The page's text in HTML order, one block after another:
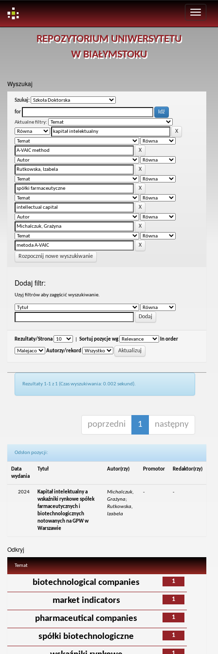
REPOZYTORIUM UNIWERSYTETU
W BIAŁYMSTOKU
Wyszukaj
Szukaj:
for
Aktualne filtry:
Rozpocznij nowe wyszukiwanie
Dodaj filtr:
Uzyj filtrów aby zagęścić wyszukiwanie.
Rezultaty/Strona Sortuj pozycje wg In order
Autorzy/rekord
Rezultaty 1-1 z 1 (Czas wyszukiwania: 0.002 sekund).
poprzedni 1 następny
Odsłon pozycji:
Data
wydania
Tytuł Autor(rzy) Promotor Redaktor(rzy)
2024
Kapitał intelektualny a
wskaźniki rynkowe spółek
farmaceutycznych i
biotechnologicznych
notowanych na GPW w
Warszawie
Michalczuk,
Grażyna;
Rutkowska,
Izabela
- -
Odkryj
Temat
1
biotechnological companies
1
market indicators
1
pharmaceutical companies
1
spółki biotechnologiczne